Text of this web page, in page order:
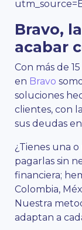
Bravo,
acabar
Con más de
en Bravo
soluciones
clientes, con
sus deudas
¿Tienes una
pagarlas sin
financiera;
Colombia,
Nuestra
adaptan a